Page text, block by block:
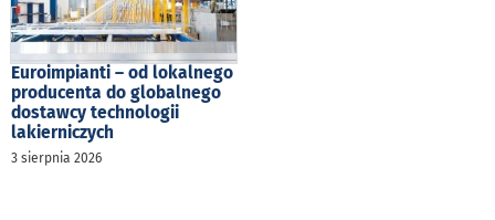
Euroimpianti – od lokalnego
producenta do globalnego
dostawcy technologii
lakierniczych
3 sierpnia 2026